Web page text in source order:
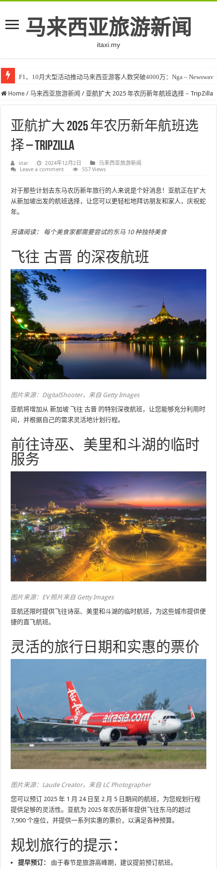
马来西亚旅游新闻
itaxi.my
F1、10月大型活动推动马来西亚游客人数突破4000万：Nga – Newswav
Home / 马来西亚旅游新闻 / 亚航扩大 2025 年农历新年航班选择 – TripZilla
亚航扩大 2025 年农历新年航班选
择 – TripZilla
star 2024年12月2日
马来西亚旅游新闻
Leave a comment
557 Views
对于那些计划去东马农历新年旅行的人来说是个好消息！亚航正在扩大
从新加坡出发的航班选择，让您可以更轻松地拜访朋友和家人，庆祝蛇
年。
另请阅读： 每个美食家都需要尝试的东马 10 种独特美食
飞往 古晋 的深夜航班
图片来源：DigitalShooter，来自 Getty Images
亚航将增加从 新加坡 飞往 古晋 的特别深夜航班，让您能够充分利用时
间，并根据自己的需求灵活地计划行程。
前往诗巫、美里和斗湖的临时
服务
图片来源：EV 照片来自 Getty Images
亚航还限时提供飞往诗巫、美里和斗湖的临时航班，为这些城市提供便
捷的直飞航班。
灵活的旅行日期和实惠的票价
图片来源：Laude Creator，来自 LC Photographer
您可以预订 2025 年 1 月 24 日至 2 月 5 日期间的航班，为您规划行程
提供足够的灵活性。亚航为 2025 年农历新年提供飞往东马的超过
7,900 个座位，并提供一系列实惠的票价，以满足各种预算。
规划旅行的提示：
提早预订： 由于春节是旅游高峰期，建议提前预订航班。